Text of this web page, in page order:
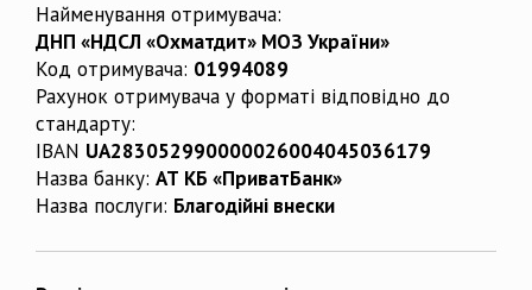
Найменування отримувача:
ДНП «НДСЛ «Охматдит» МОЗ України»
Код отримувача: 01994089
Рахунок отримувача у форматі відповідно до
стандарту:
IBAN UA283052990000026004045036179
Назва банку: АТ КБ «ПриватБанк»
Назва послуги: Благодійні внески